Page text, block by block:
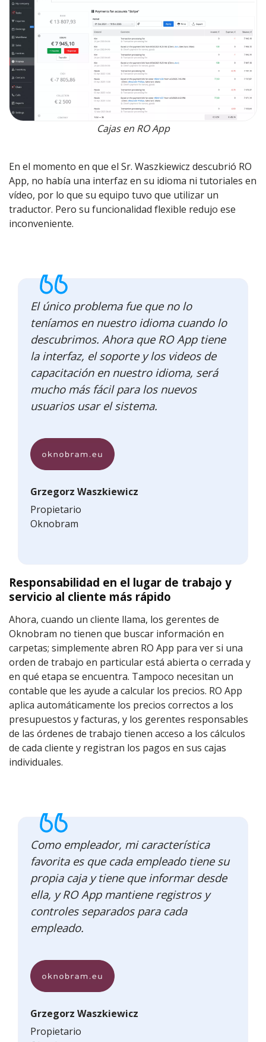
Cajas en RO App
En el momento en que el Sr. Waszkiewicz descubrió RO
App, no había una interfaz en su idioma ni tutoriales en
vídeo, por lo que su equipo tuvo que utilizar un
traductor. Pero su funcionalidad flexible redujo ese
inconveniente.
El único problema fue que no lo
teníamos en nuestro idioma cuando lo
descubrimos. Ahora que RO App tiene
la interfaz, el soporte y los videos de
capacitación en nuestro idioma, será
mucho más fácil para los nuevos
usuarios usar el sistema.
Grzegorz Waszkiewicz
Propietario
Oknobram
Responsabilidad en el lugar de trabajo y
servicio al cliente más rápido
Ahora, cuando un cliente llama, los gerentes de
Oknobram no tienen que buscar información en
carpetas; simplemente abren RO App para ver si una
orden de trabajo en particular está abierta o cerrada y
en qué etapa se encuentra. Tampoco necesitan un
contable que les ayude a calcular los precios. RO App
aplica automáticamente los precios correctos a los
presupuestos y facturas, y los gerentes responsables
de las órdenes de trabajo tienen acceso a los cálculos
de cada cliente y registran los pagos en sus cajas
individuales.
Como empleador, mi característica
favorita es que cada empleado tiene su
propia caja y tiene que informar desde
ella, y RO App mantiene registros y
controles separados para cada
empleado.
Grzegorz Waszkiewicz
Propietario